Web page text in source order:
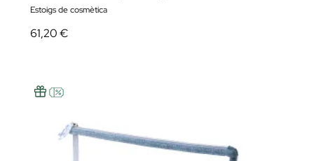
Estoigs de cosmètica
61,20 €